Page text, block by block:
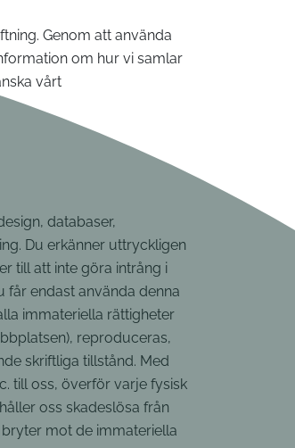
Genom att använda
om hur vi samlar
vårt
databaser,
Du erkänner uttryckligen
till att inte göra intrång i
får endast använda denna
immateriella rättigheter
reproduceras,
skriftliga tillstånd. Med
till oss, överför varje fysisk
oss skadeslösa från
mot de immateriella